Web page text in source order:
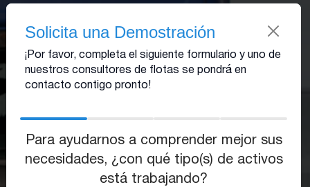
Monitoreo de activos
Protege, rastrea y prolonga la vida útil de tu
equipo.
Solicita una Demostración
¡Por favor, completa el siguiente formulario y uno de
nuestros consultores de flotas se pondrá en
contacto contigo pronto!
Para ayudarnos a comprender mejor sus
necesidades, ¿con qué tipo(s) de activos
está trabajando?